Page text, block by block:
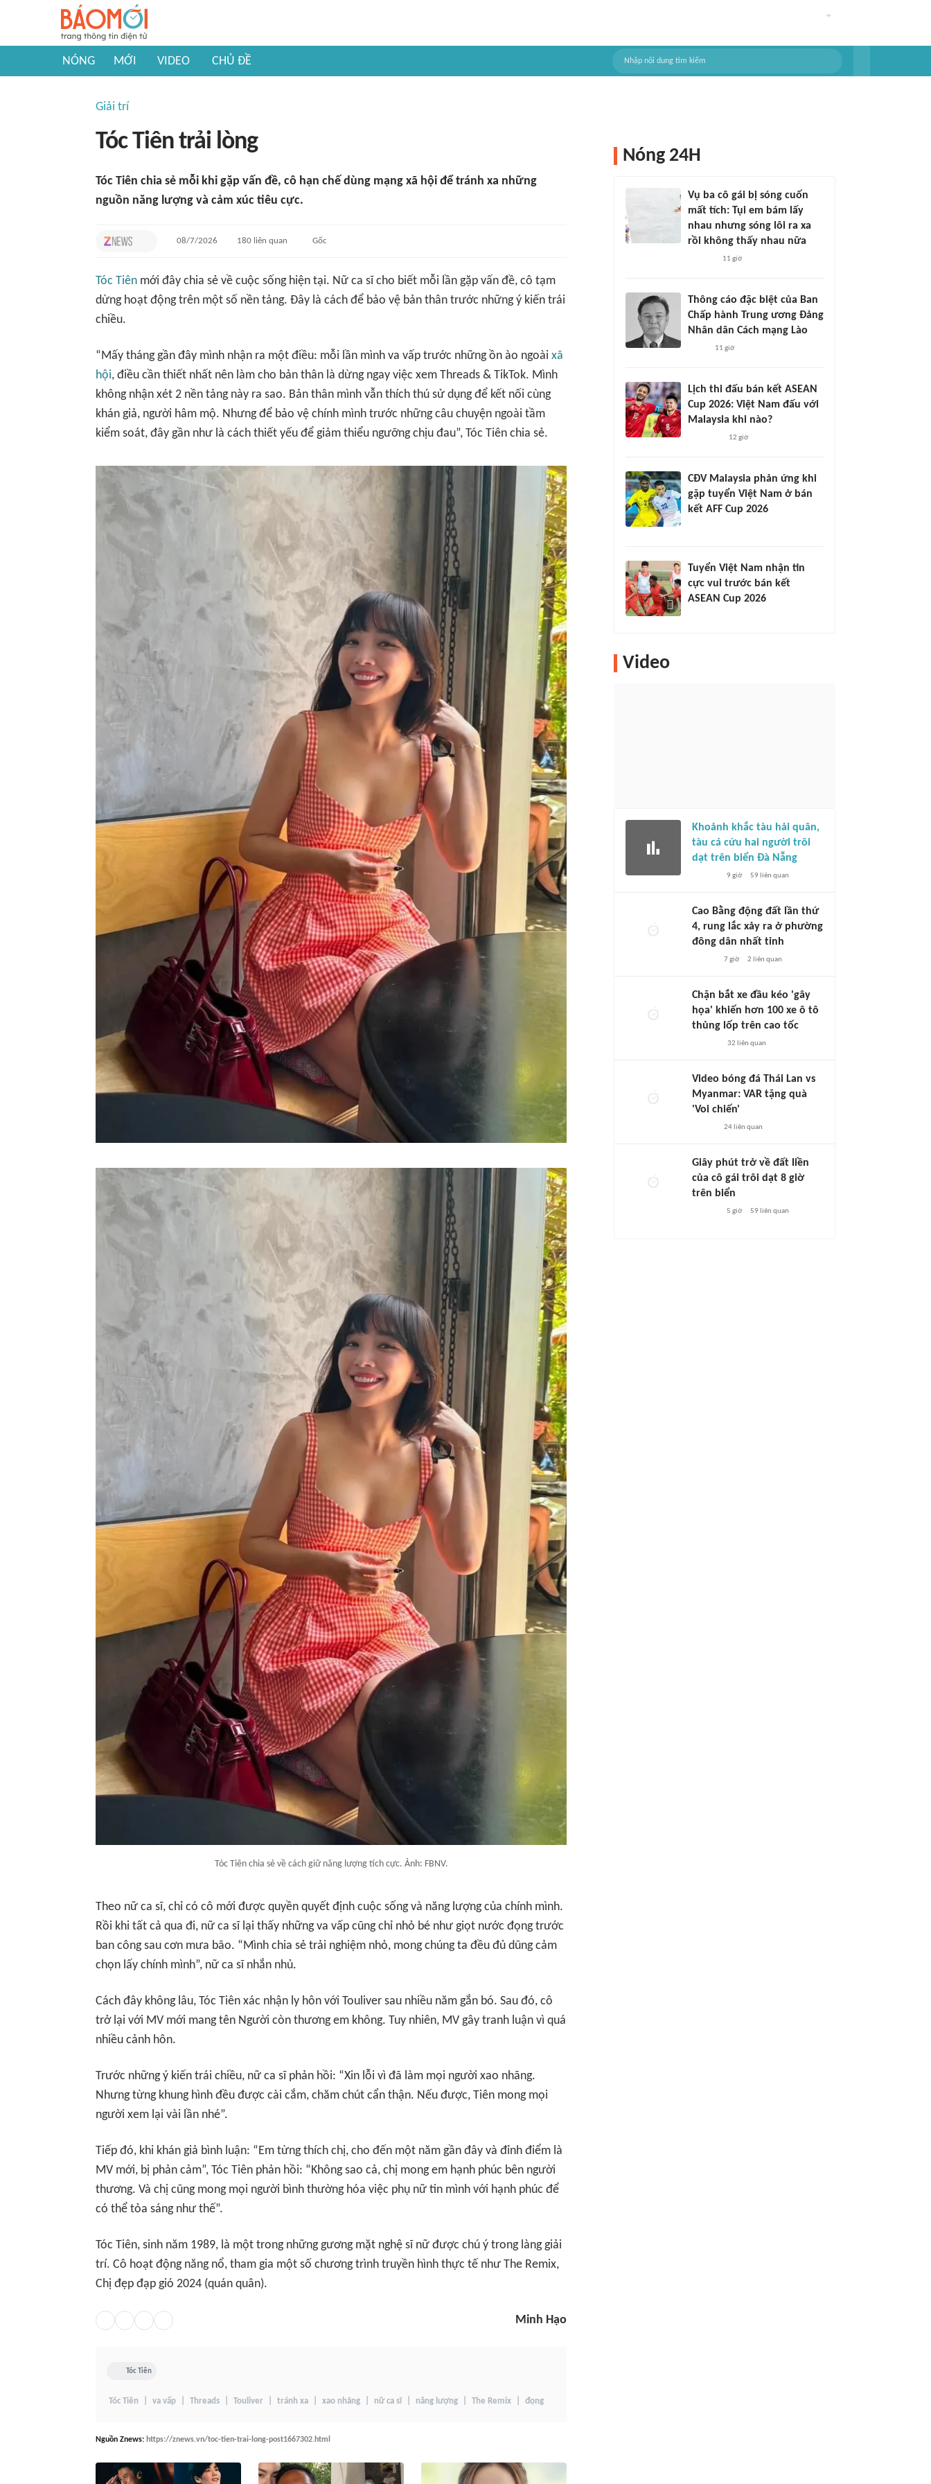
NÓNG MỚI VIDEO CHỦ ĐỀ
Giải trí
Tóc Tiên trải lòng
Tóc Tiên chia sẻ mỗi khi gặp vấn đề, cô hạn chế dùng mạng xã hội để tránh xa những
nguồn năng lượng và cảm xúc tiêu cực.
08/7/2026 180 liên quan Gốc
Tóc Tiên mới đây chia sẻ về cuộc sống hiện tại. Nữ ca sĩ cho biết mỗi lần gặp vấn đề, cô tạm
dừng hoạt động trên một số nền tảng. Đây là cách để bảo vệ bản thân trước những ý kiến trái
chiều.
“Mấy tháng gần đây mình nhận ra một điều: mỗi lần mình va vấp trước những ồn ào ngoài xã
hội, điều cần thiết nhất nên làm cho bản thân là dừng ngay việc xem Threads & TikTok. Mình
không nhận xét 2 nền tảng này ra sao. Bản thân mình vẫn thích thú sử dụng để kết nối cùng
khán giả, người hâm mộ. Nhưng để bảo vệ chính mình trước những câu chuyện ngoài tầm
kiểm soát, đây gần như là cách thiết yếu để giảm thiểu ngưỡng chịu đau”, Tóc Tiên chia sẻ.
Tóc Tiên chia sẻ về cách giữ năng lượng tích cực. Ảnh: FBNV.
Theo nữ ca sĩ, chỉ có cô mới được quyền quyết định cuộc sống và năng lượng của chính mình.
Rồi khi tất cả qua đi, nữ ca sĩ lại thấy những va vấp cũng chỉ nhỏ bé như giọt nước đọng trước
ban công sau cơn mưa bão. “Mình chia sẻ trải nghiệm nhỏ, mong chúng ta đều đủ dũng cảm
chọn lấy chính mình”, nữ ca sĩ nhắn nhủ.
Cách đây không lâu, Tóc Tiên xác nhận ly hôn với Touliver sau nhiều năm gắn bó. Sau đó, cô
trở lại với MV mới mang tên Người còn thương em không. Tuy nhiên, MV gây tranh luận vì quá
nhiều cảnh hôn.
Trước những ý kiến trái chiều, nữ ca sĩ phản hồi: “Xin lỗi vì đã làm mọi người xao nhãng.
Nhưng từng khung hình đều được cài cắm, chăm chút cẩn thận. Nếu được, Tiên mong mọi
người xem lại vài lần nhé”.
Tiếp đó, khi khán giả bình luận: “Em từng thích chị, cho đến một năm gần đây và đỉnh điểm là
MV mới, bị phản cảm”, Tóc Tiên phản hồi: “Không sao cả, chị mong em hạnh phúc bên người
thương. Và chị cũng mong mọi người bình thường hóa việc phụ nữ tin mình với hạnh phúc để
có thể tỏa sáng như thế”.
Tóc Tiên, sinh năm 1989, là một trong những gương mặt nghệ sĩ nữ được chú ý trong làng giải
trí. Cô hoạt động năng nổ, tham gia một số chương trình truyền hình thực tế như The Remix,
Chị đẹp đạp gió 2024 (quán quân).
Minh Hạo
Tóc Tiên
Tóc Tiên va vấp Threads Touliver tránh xa xao nhãng nữ ca sĩ năng lượng The Remix đọng
Nguồn Znews: https://znews.vn/toc-tien-trai-long-post1667302.html
Nóng 24H
Vụ ba cô gái bị sóng cuốn
mất tích: Tụi em bám lấy
nhau nhưng sóng lôi ra xa
rồi không thấy nhau nữa
11 giờ
Thông cáo đặc biệt của Ban
Chấp hành Trung ương Đảng
Nhân dân Cách mạng Lào
11 giờ
Lịch thi đấu bán kết ASEAN
Cup 2026: Việt Nam đấu với
Malaysia khi nào?
12 giờ
CĐV Malaysia phản ứng khi
gặp tuyển Việt Nam ở bán
kết AFF Cup 2026
Tuyển Việt Nam nhận tin
cực vui trước bán kết
ASEAN Cup 2026
Video
Khoảnh khắc tàu hải quân,
tàu cá cứu hai người trôi
dạt trên biển Đà Nẵng
9 giờ 59 liên quan
Cao Bằng động đất lần thứ
4, rung lắc xảy ra ở phường
đông dân nhất tỉnh
7 giờ 2 liên quan
Chặn bắt xe đầu kéo 'gây
họa' khiến hơn 100 xe ô tô
thủng lốp trên cao tốc
32 liên quan
Video bóng đá Thái Lan vs
Myanmar: VAR tặng quà
'Voi chiến'
24liên quan
Giây phút trở về đất liền
của cô gái trôi dạt 8 giờ
trên biển
5 giờ 59 liên quan